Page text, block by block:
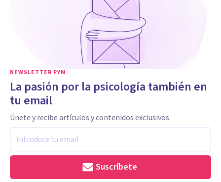
NEWSLETTER PYM
La pasión por la psicología también en
tu email
Únete y recibe artículos y contenidos exclusivos
Suscríbete